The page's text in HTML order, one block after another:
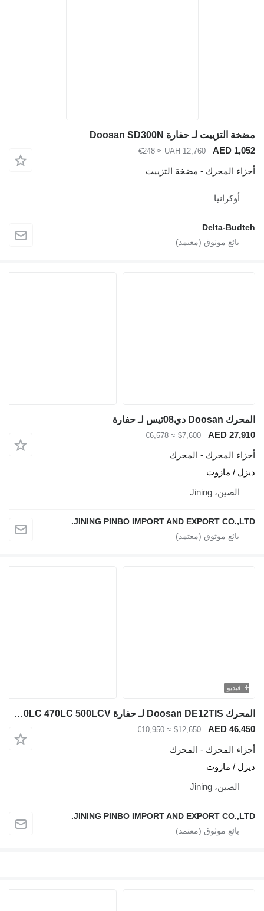
مضخة التزييت لـ حفارة Doosan SD300N
AED 1,052
UAH 12,760
≈ €248
أجزاء المحرك - مضخة التزييت
أوكرانيا
Delta-Budteh
المحرك Doosan دي08تيس لـ حفارة
AED 27,910
$7,600
≈ €6,578
أجزاء المحرك - المحرك
ديزل / مازوت
الصين، Jining
JINING PINBO IMPORT AND EXPORT CO.,LTD.
فيديو
المحرك Doosan DE12TIS لـ حفارة Solar 420LC 470LC 500LCV
AED 46,450
$12,650
≈ €10,950
أجزاء المحرك - المحرك
ديزل / مازوت
الصين، Jining
JINING PINBO IMPORT AND EXPORT CO.,LTD.